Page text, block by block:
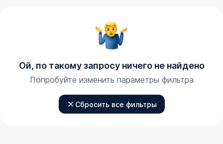
Ой, по такому запросу ничего не найдено
Попробуйте изменить параметры фильтра
Сбросить все фильтры